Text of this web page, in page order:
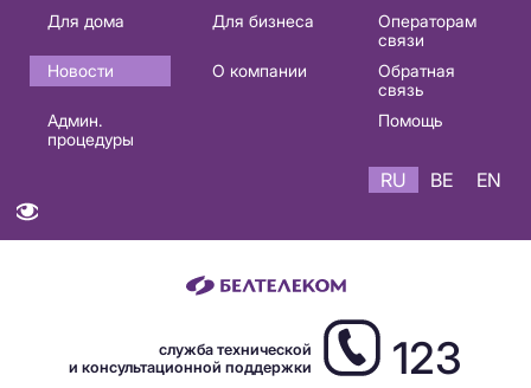
Основная
навигация
RU
Для дома Для бизнеса
Операторам
связи
Новости
О компании
Обратная
связь
Админ.
процедуры
Помощь
RU BE EN
служба технической
и консультационной поддержки
123